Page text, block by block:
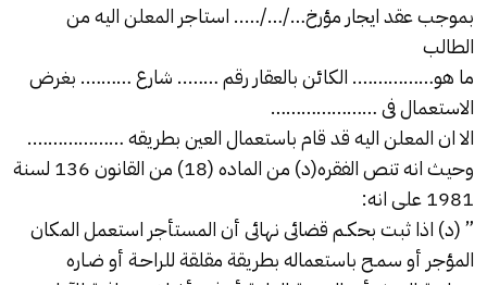
بموجب عقد ايجار مؤرخ…/…/….. استاجر المعلن اليه من
الطالب
ما هو……………. الكائن بالعقار رقم …….. شارع ………. بغرض
الاستعمال فى …………………
الا ان المعلن اليه قد قام باستعمال العين بطريقه ……………….
وحيث انه تنص الفقره(د) من الماده (18) من القانون 136 لسنة
1981 على انه:
” (د) اذا ثبت بحكـم قضائى نهائى أن المستأجر استعمل المكان
المؤجر أو سمـح باستعماله بطريقة مقلقة للراحـة أو ضـاره